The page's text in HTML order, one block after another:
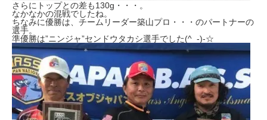
さらにトップとの差も130g・・・。
なかなかの混戦でしたね。
ちなみに優勝は、チームリーダー築山プロ・・・のパートナーの
選手。
準優勝は”ニンジャ”センドウタカシ選手でした(^_-)-☆